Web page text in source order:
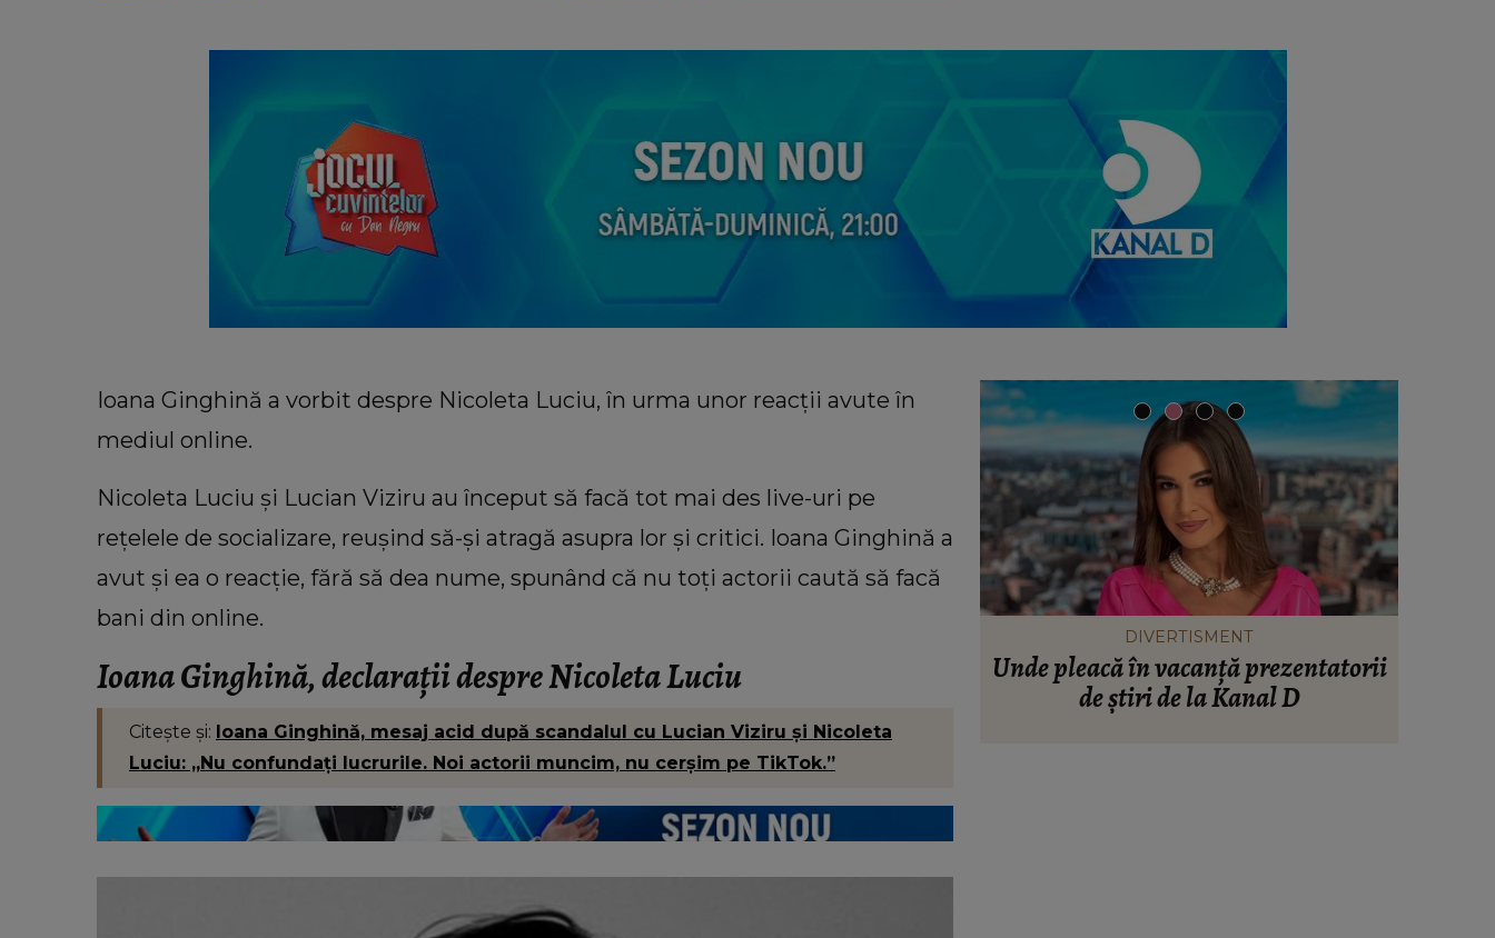
Ioana Ginghină a vorbit despre Nicoleta Luciu, în urma unor reacții avute în
mediul online.
Nicoleta Luciu și Lucian Viziru au început să facă tot mai des live-uri pe
rețelele de socializare, reușind să-și atragă asupra lor și critici. Ioana Ginghină a
avut și ea o reacție, fără să dea nume, spunând că nu toți actorii caută să facă
bani din online.
Ioana Ginghină, declarații despre Nicoleta Luciu
Citește și: Ioana Ginghină, mesaj acid după scandalul cu Lucian Viziru și Nicoleta
Luciu: „Nu confundați lucrurile. Noi actorii muncim, nu cerșim pe TikTok.”
Cum a surprins-o Andrei Ciobanu pe
Flavia Mihășan, de ziua de naștere:
„Am mai înțeles și că nu are sens.”
Cum pregătește Gabriela Cristea
tiramisu cu lămâie, desertul perfect
pentru zilele caniculare: „Trebuie
montat cu ingredientele cât de cât reci”
DIVERTISMENT
Unde pleacă în vacanță prezentatorii
de știri de la Kanal D